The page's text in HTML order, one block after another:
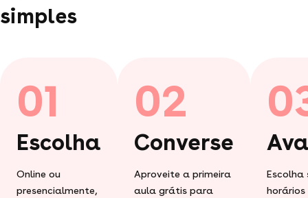
simples
01
Escolha
Online ou
presencialmente,
02
Converse
Aproveite a primeira
aula grátis para
Escolha
horários